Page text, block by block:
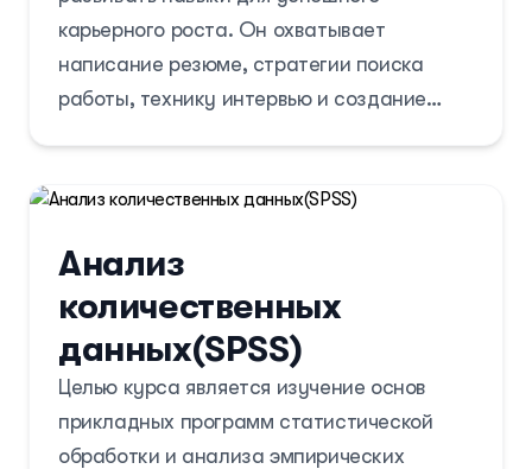
карьерного роста. Он охватывает
написание резюме, стратегии поиска
работы, технику интервью и создание
профессиональные переходы и расширять
практические задания и реальные
сценарии, подготовив участников к
карьерным вызовам и достижению
профессиональных целей.
Анализ
количественных
данных(SPSS)
Целью курса является изучение основ
прикладных программ статистической
обработки и анализа эмпирических